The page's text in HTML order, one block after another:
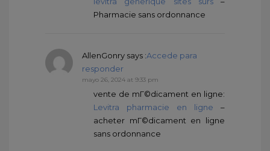
Pharmacie sans ordonnance
AllenGonry says :Accede para
responder
mayo 26, 2024 at 9:33 pm
vente de mГ©dicament en ligne:
Levitra pharmacie en ligne –
acheter mГ©dicament en ligne
sans ordonnance